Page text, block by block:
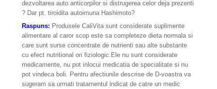
dezvoltarea auto anticorpilor si distrugerea celor deja prezenti
? Dar pt. tiroidita autoimuna Hashimoto?
Raspuns: Produsele CaliVita sunt considerate suplimente
alimentare al caror scop este sa completeze dieta normala si
care sunt surse concentrate de nutrienti sau alte substante
cu efect nutritional ori fiziologic.Ele nu sunt considerate
medicamente, nu pot inlocui medicatia de specialitate si nu
pot vindeca boli. Pentru afectiunile descrise de D-voastra va
sugeram sa urmati tratamentul indicat de catre un medic